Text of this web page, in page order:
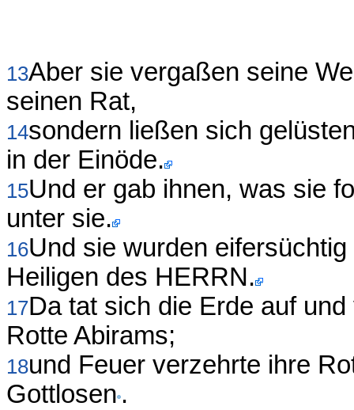
13Aber sie vergaßen seine
seinen Rat,
14sondern ließen sich
in der Einöde.
15Und er gab ihnen, was sie
unter sie.
16Und sie wurden
Heiligen des HERRN.
17Da tat sich die Erde auf
Rotte Abirams;
18und Feuer verzehrte ihre
Gottlosen .